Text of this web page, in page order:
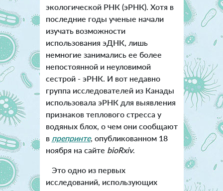
экологической РНК (эРНК). Хотя в
последние годы ученые начали
изучать возможности
использования эДНК, лишь
немногие занимались ее более
непостоянной и неуловимой
сестрой - эРНК. И вот недавно
группа исследователей из Канады
использовала эРНК для выявления
признаков теплового стресса у
водяных блох, о чем они сообщают
в препринте, опубликованном 18
ноября на сайте bioRxiv.
Это одно из первых
исследований, использующих